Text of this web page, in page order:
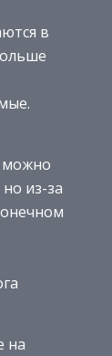
в
можно
из-за
на